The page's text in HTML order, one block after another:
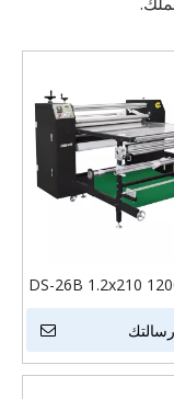
DS-26B 1.2x210
الهوائية لفة النسيج
الروتاري تي شيرت آلة
نقل الحرارة الصحافة
رسالتك